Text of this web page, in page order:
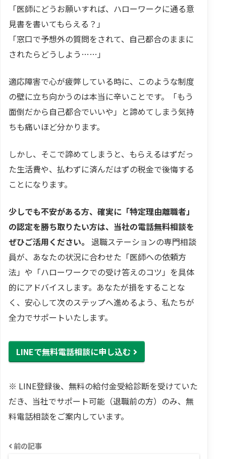
「医師にどうお願いすれば、ハローワークに通る意
見書を書いてもらえる？」
「窓口で予想外の質問をされて、自己都合のままに
されたらどうしよう……」
適応障害で心が疲弊している時に、このような制度
の壁に立ち向かうのは本当に辛いことです。「もう
面倒だから自己都合でいいや」と諦めてしまう気持
ちも痛いほど分かります。
しかし、そこで諦めてしまうと、もらえるはずだっ
た生活費や、払わずに済んだはずの税金で後悔する
ことになります。
少しでも不安がある方、確実に「特定理由離職者」
の認定を勝ち取りたい方は、当社の電話無料相談を
ぜひご活用ください。 退職ステーションの専門相談
員が、あなたの状況に合わせた「医師への依頼方
法」や「ハローワークでの受け答えのコツ」を具体
的にアドバイスします。あなたが損をすることな
く、安心して次のステップへ進めるよう、私たちが
全力でサポートいたします。
LINEで無料電話相談に申し込む
※ LINE登録後、無料の給付金受給診断を受けていた
だき、当社でサポート可能（退職前の方）のみ、無
料電話相談をご案内しています。
前の記事